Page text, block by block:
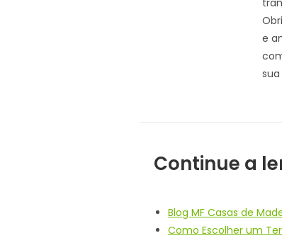
e
Continue a
Blog MF Casas de
Como Escolher um